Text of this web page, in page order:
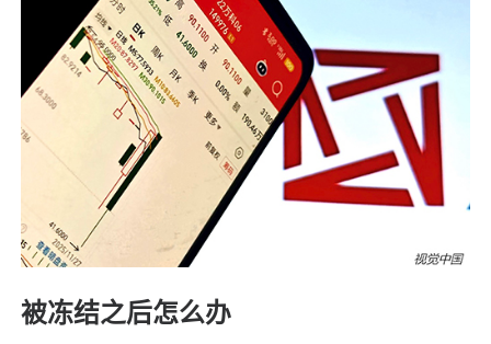
被冻结之后怎么办